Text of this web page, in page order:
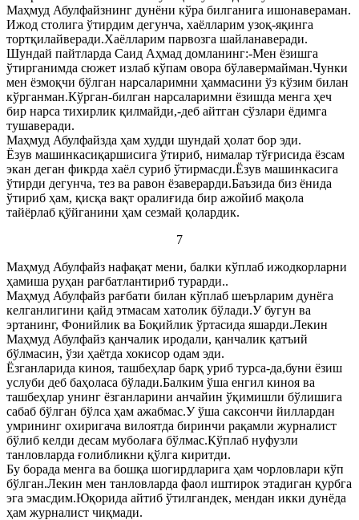
Маҳмуд Абулфайзнинг дунёни кўра билганига ишонавераман.
Ижод столига ўтирдим дегунча, хаёлларим узоқ-яқинга
тортқилайверади.Хаёлларим парвозга шайланаверади.
Шундай пайтларда Саид Аҳмад домланинг:-Мен ёзишга
ўтирганимда сюжет излаб кўпам овора бўлавермайман.Чунки
мен ёзмоқчи бўлган нарсаларимни ҳаммасини ўз кўзим билан
кўрганман.Кўрган-билган нарсаларимни ёзишда менга ҳеч
бир нарса тихирлик қилмайди,-деб айтган сўзлари ёдимга
тушаверади.
Маҳмуд Абулфайзда ҳам худди шундай ҳолат бор эди.
Ёзув машинкасиқаршисига ўтириб, нималар тўғрисида ёзсам
экан деган фикрда хаёл суриб ўтирмасди.Ёзув машинкасига
ўтирди дегунча, тез ва равон ёзаверарди.Баъзида биз ёнида
ўтириб ҳам, қисқа вақт оралиғида бир ажойиб мақола
тайёрлаб қўйганини ҳам сезмай қолардик.
7
Маҳмуд Абулфайз нафақат мени, балки кўплаб ижодкорларни
ҳамиша руҳан рағбатлантириб турарди..
Маҳмуд Абулфайз рағбати билан кўплаб шеърларим дунёга
келганлигини қайд этмасам хатолик бўлади.У бугун ва
эртанинг, Фонийлик ва Боқийлик ўртасида яшарди.Лекин
Маҳмуд Абулфайз қанчалик иродали, қанчалик қатъий
бўлмасин, ўзи ҳаётда хокисор одам эди.
Ёзганларида киноя, ташбеҳлар барқ уриб турса-да,буни ёзиш
услуби деб баҳоласа бўлади.Балким ўша енгил киноя ва
ташбеҳлар унинг ёзганларини анчайин ўқимишли бўлишига
сабаб бўлган бўлса ҳам ажабмас.У ўша саксончи йиллардан
умрининг охиригача вилоятда биринчи рақамли журналист
бўлиб келди десам муболаға бўлмас.Кўплаб нуфузли
танловларда ғолибликни қўлга киритди.
Бу борада менга ва бошқа шогирдларига ҳам чорловлари кўп
бўлган.Лекин мен танловларда фаол иштирок этадиган қурбга
эга эмасдим.Юқорида айтиб ўтилгандек, мендан икки дунёда
ҳам журналист чиқмади.